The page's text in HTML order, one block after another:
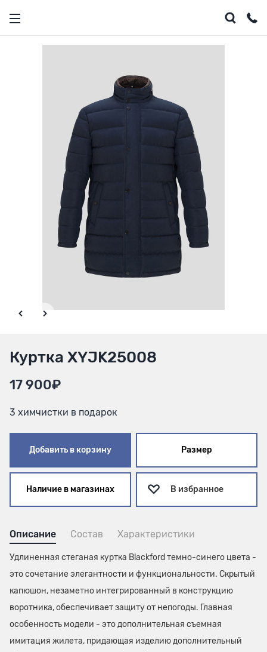
Куртка XYJK25008
17 900₽
3 химчистки в подарок
Добавить в корзину Размер
Наличие в магазинах В избранное
Описание Состав Характеристики
Удлиненная стеганая куртка Blackford темно-синего цвета -
это сочетание элегантности и функциональности. Скрытый
капюшон, незаметно интегрированный в конструкцию
воротника, обеспечивает защиту от непогоды. Главная
особенность модели - это дополнительная съемная
имитация жилета, придающая изделию дополнительный